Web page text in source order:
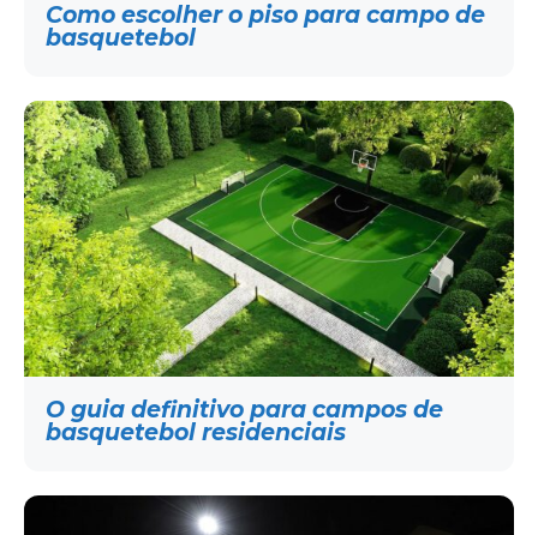
Como escolher o piso para campo de
basquetebol
O guia definitivo para campos de
basquetebol residenciais